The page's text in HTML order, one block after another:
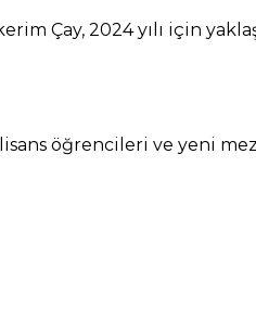
Çay, 2024 yılı için
öğrencileri ve yeni